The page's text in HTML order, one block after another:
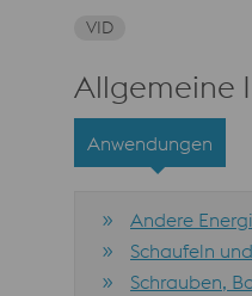
VID
Allgemeine
Anwendungen
Andere
Schaufeln
Schrauben,